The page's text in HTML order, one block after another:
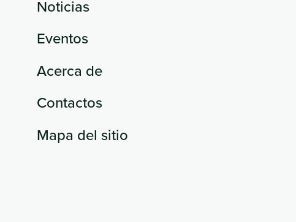
Noticias
Eventos
Acerca de
Contactos
Mapa del sitio